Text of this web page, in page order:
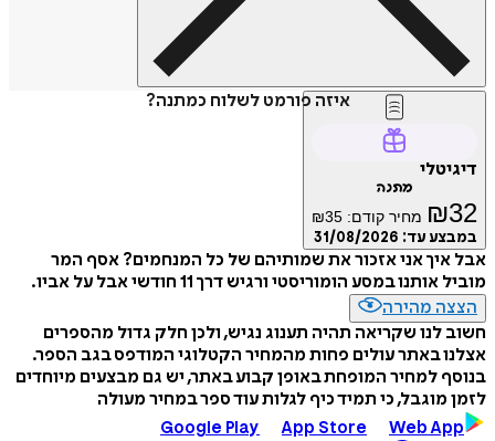
איזה פורמט לשלוח כמתנה?
דיגיטלי
מתנה
₪32 מחיר קודם: ₪35
במבצע עד: 31/08/2026
אבל איך אני אזכור את שמותיהם של כל המנחמים? אסף המר
מוביל אותנו במסע הומוריסטי ורגיש דרך 11 חודשי אבל על אביו.
הצצה מהירה
חשוב לנו שקריאה תהיה תענוג נגיש, ולכן חלק גדול מהספרים
אצלנו באתר עולים פחות מהמחיר הקטלוגי המודפס בגב הספר.
בנוסף למחיר המופחת באופן קבוע באתר, יש גם מבצעים מיוחדים
לזמן מוגבל, כי תמיד כיף לגלות עוד ספר במחיר מעולה
Google Play
App Store Web App